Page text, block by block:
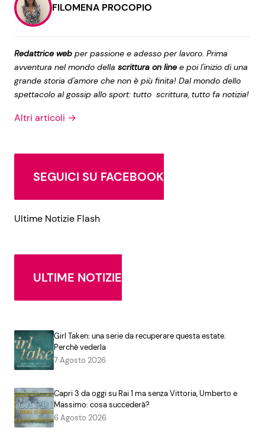
FILOMENA PROCOPIO
Redattrice web per passione e adesso per lavoro. Prima
avventura nel mondo della scrittura on line e poi l'inizio di una
grande storia d'amore che non è più finita! Dal mondo dello
spettacolo al gossip allo sport: tutto scrittura, tutto fa notizia!
Altri articoli →
SEGUICI SU FACEBOOK
Ultime Notizie Flash
ULTIME NOTIZIE
Girl Taken: una serie da recuperare questa estate.
Perchè vederla
7 Agosto 2026
Capri 3 da oggi su Rai 1 ma senza Vittoria, Umberto e
Massimo: cosa succederà?
6 Agosto 2026